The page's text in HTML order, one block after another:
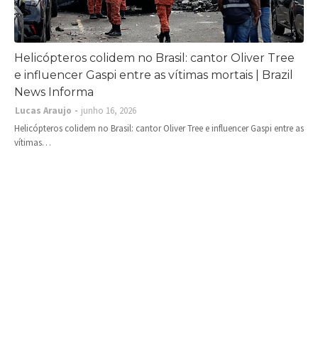
Helicópteros colidem no Brasil: cantor Oliver Tree
e influencer Gaspi entre as vítimas mortais | Brazil
News Informa
Lucas Araujo
junho 16, 2026
Helicópteros colidem no Brasil: cantor Oliver Tree e influencer Gaspi entre as
vítimas…